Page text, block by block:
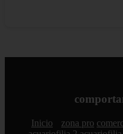
Inicio zona pro